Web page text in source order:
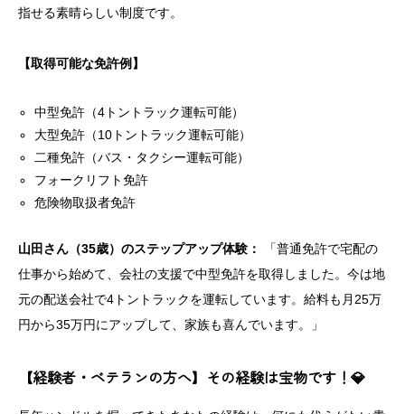
指せる素晴らしい制度です。
【取得可能な免許例】
中型免許（4トントラック運転可能）
大型免許（10トントラック運転可能）
二種免許（バス・タクシー運転可能）
フォークリフト免許
危険物取扱者免許
山田さん（35歳）のステップアップ体験：
「普通免許で宅配の
仕事から始めて、会社の支援で中型免許を取得しました。今は地
元の配送会社で4トントラックを運転しています。給料も月25万
円から35万円にアップして、家族も喜んでいます。」
【経験者・ベテランの方へ】その経験は宝物です！💎